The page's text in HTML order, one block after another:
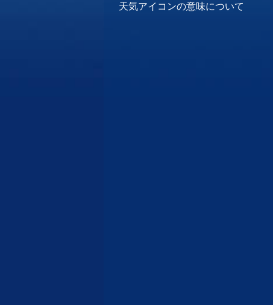
天気アイコンの意味について